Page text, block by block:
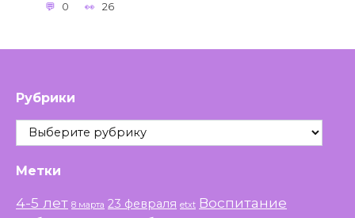
0 26
Рубрики
Рубрики
Метки
4-5 лет 8 марта 23 февраля etxt Воспитание